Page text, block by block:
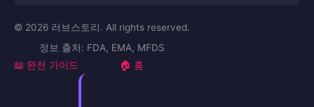
© 2026 러브스토리. All rights reserved.
정보 출처: FDA, EMA, MFDS
📖 완전 가이드 🏠 홈